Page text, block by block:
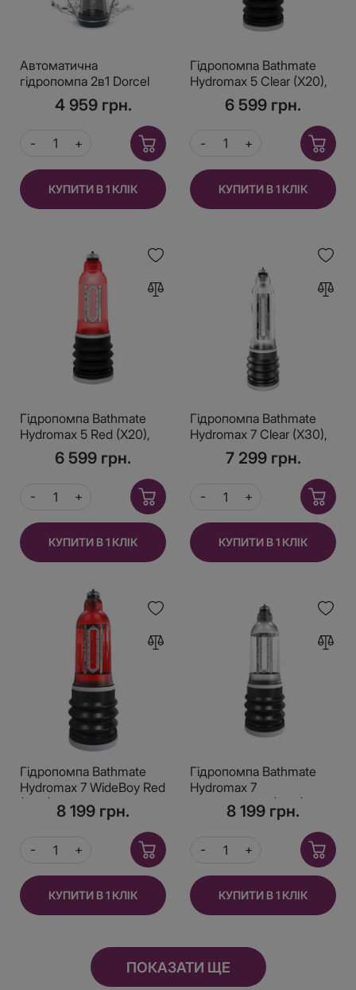
Автоматична
гідропомпа 2в1 Dorcel
HYDRO PUMP
4 959 грн.
КУПИТИ В 1 КЛІК
Гідропомпа Bathmate
Hydromax 5 Clear (X20),
для члена довжиною
від 7,5 до 12,5 см,
6 599 грн.
КУПИТИ В 1 КЛІК
Гідропомпа Bathmate
Hydromax 5 Red (X20),
для члена довжиною
від 7,5 до 12,5 см,
6 599 грн.
КУПИТИ В 1 КЛІК
Гідропомпа Bathmate
Hydromax 7 Clear (X30),
для члена довжиною
від 12,5 до 18 см,
7 299 грн.
КУПИТИ В 1 КЛІК
Гідропомпа Bathmate
Hydromax 7 WideBoy Red
(X30) для члена
довжиною від 12,5 до 18
8 199 грн.
КУПИТИ В 1 КЛІК
Гідропомпа Bathmate
Hydromax 7
WideBoyClear (X30) для
члена довжиною від
12,5 до 18 см, діаметр до
8 199 грн.
КУПИТИ В 1 КЛІК
ПОКАЗАТИ ЩЕ